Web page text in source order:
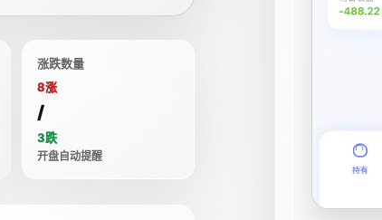
涨跌数量
8涨
/
3跌
开盘自动提醒